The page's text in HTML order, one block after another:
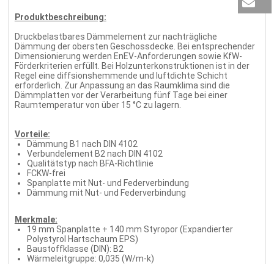
Produktbeschreibung:
Druckbelastbares Dämmelement zur nachträgliche
Dämmung der obersten Geschossdecke. Bei entsprechender
Dimensionierung werden EnEV-Anforderungen sowie KfW-
Förderkriterien erfüllt. Bei Holzunterkonstruktionen ist in der
Regel eine diffsionshemmende und luftdichte Schicht
erforderlich. Zur Anpassung an das Raumklima sind die
Dämmplatten vor der Verarbeitung fünf Tage bei einer
Raumtemperatur von über 15 °C zu lagern.
Vorteile:
Dämmung B1 nach DIN 4102
Verbundelement B2 nach DIN 4102
Qualitätstyp nach BFA-Richtlinie
FCKW-frei
Spanplatte mit Nut- und Federverbindung
Dämmung mit Nut- und Federverbindung
Merkmale:
19 mm Spanplatte + 140 mm Styropor (Expandierter
Polystyrol Hartschaum EPS)
Baustoffklasse (DIN): B2
Wärmeleitgruppe: 0,035 (W/m-k)